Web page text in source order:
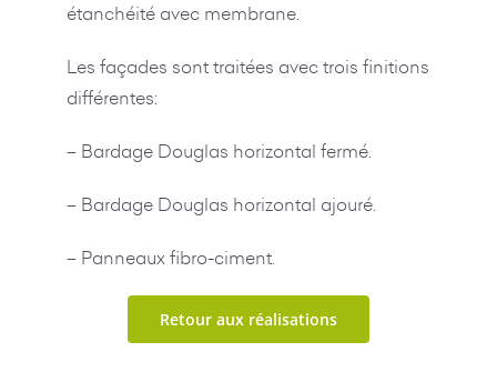
étanchéité avec membrane.
Les façades sont traitées avec trois finitions
différentes:
– Bardage Douglas horizontal fermé.
– Bardage Douglas horizontal ajouré.
– Panneaux fibro-ciment.
Retour aux réalisations